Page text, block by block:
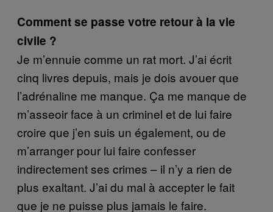
Comment se passe votre retour à la vie
civile ?
Je m’ennuie comme un rat mort. J’ai écrit
cinq livres depuis, mais je dois avouer que
l’adrénaline me manque. Ça me manque de
m’asseoir face à un criminel et de lui faire
croire que j’en suis un également, ou de
m’arranger pour lui faire confesser
indirectement ses crimes – il n’y a rien de
plus exaltant. J’ai du mal à accepter le fait
que je ne puisse plus jamais le faire.